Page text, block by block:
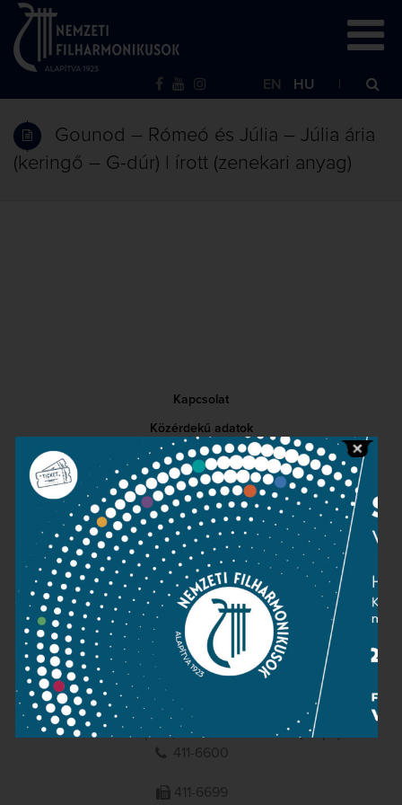
EN HU
Gounod – Rómeó és Júlia – Júlia ária
(keringő – G-dúr) | írott (zenekari anyag)
Kapcsolat
Közérdekű adatok
Sajtószoba
Adatvédelem
Impresszum
NEMZETI
FILHARMONIKUSOK
1095 Budapest, Komor Marcell u. 1. (Müpa)
411-6600
411-6699